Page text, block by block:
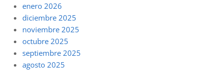
enero 2026
diciembre 2025
noviembre 2025
octubre 2025
septiembre 2025
agosto 2025